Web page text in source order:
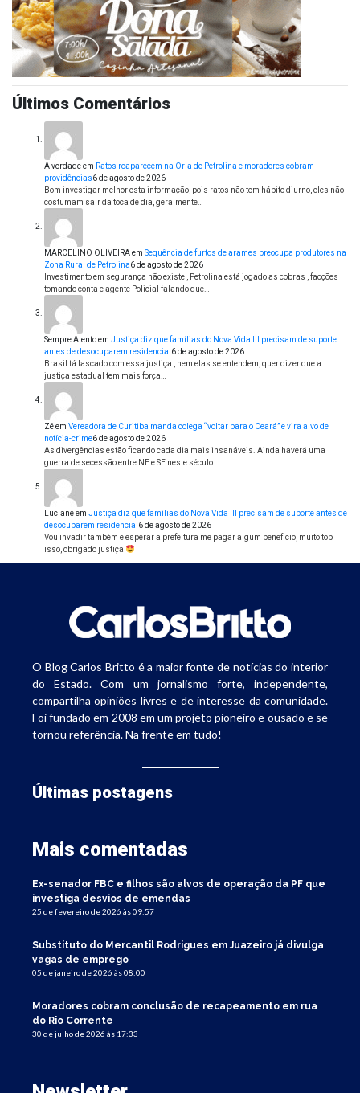
Últimos Comentários
A verdadeem Ratos reaparecem na Orla de Petrolina e moradores cobram
providências6 de agosto de 2026
Bom investigar melhor esta informação, pois ratos não tem hábito diurno, eles não
costumam sair da toca de dia, geralmente…
MARCELINO OLIVEIRAem Sequência de furtos de arames preocupa produtores na
Zona Rural de Petrolina6 de agosto de 2026
Investimento em segurança não existe , Petrolina está jogado as cobras , facções
tomando conta e agente Policial falando que…
Sempre Atentoem Justiça diz que famílias do Nova Vida III precisam de suporte
antes de desocuparem residencial 6 de agosto de 2026
Brasil tá lascado com essa justiça , nem elas se entendem, quer dizer que a
justiça estadual tem mais força…
Zéem Vereadora de Curitiba manda colega “voltar para o Ceará” e vira alvo de
notícia-crime6 de agosto de 2026
As divergências estão ficando cada dia mais insanáveis. Ainda haverá uma
guerra de secessão entre NE e SE neste século.…
Lucianeem Justiça diz que famílias do Nova Vida III precisam de suporte antes de
desocuparem residencial 6 de agosto de 2026
Vou invadir também e esperar a prefeitura me pagar algum benefício, muito top
isso, obrigado justiça
O Blog Carlos Britto é a maior fonte de notícias do interior
do Estado. Com um jornalismo forte, independente,
compartilha opiniões livres e de interesse da comunidade.
Foi fundado em 2008 em um projeto pioneiro e ousado e se
tornou referência. Na frente em tudo!
Últimas postagens
Mais comentadas
Ex-senador FBC e filhos são alvos de operação da PF que
investiga desvios de emendas
25 de fevereiro de 2026 às 09:57
Substituto do Mercantil Rodrigues em Juazeiro já divulga
vagas de emprego
05 de janeiro de 2026 às 08:00
Moradores cobram conclusão de recapeamento em rua
do Rio Corrente
30 de julho de 2026 às 17:33